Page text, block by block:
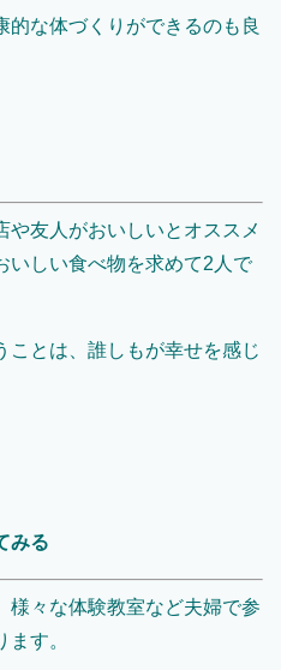
的な体づくりができるのも良
や友人がおいしいとオススメ
いしい食べ物を求めて2人で
ことは、誰しもが幸せを感じ
みる
様々な体験教室など夫婦で参
す。